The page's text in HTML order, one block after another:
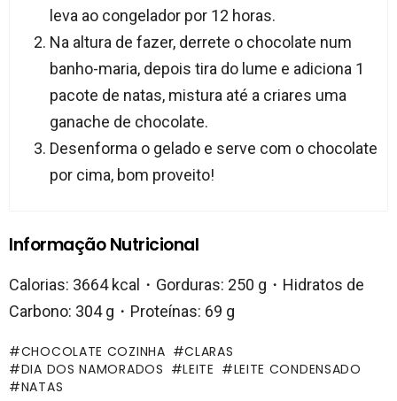
leva ao congelador por 12 horas.
Na altura de fazer, derrete o chocolate num
banho-maria, depois tira do lume e adiciona 1
pacote de natas, mistura até a criares uma
ganache de chocolate.
Desenforma o gelado e serve com o chocolate
por cima, bom proveito!
Informação Nutricional
Calorias: 3664 kcal・Gorduras: 250 g・Hidratos de
Carbono: 304 g・Proteínas: 69 g
CHOCOLATE COZINHA
CLARAS
DIA DOS NAMORADOS
LEITE
LEITE CONDENSADO
NATAS